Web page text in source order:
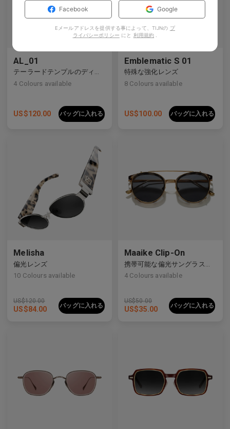
プレミアムチタニウム プレミアムチタニウム
AL_01
テーラードテンプルのディテールを施したクリーンなデザインは、現代の眼鏡製作を再定義しています。
4 Colours available
US$120.00 バッグに入れる
Emblematic S 01
特殊な強化レンズ
8 Colours available
US$100.00 バッグに入れる
Melisha
偏光レンズ
10 Colours available
US$120.00
US$84.00 バッグに入れる
Maaike Clip-On
携帯可能な偏光サングラスレンズ
4 Colours available
US$50.00
US$35.00 バッグに入れる
Facebook Google
Eメールアドレスを提供する事によって、TIJNの プ
ライバシーポリシー にと 利用規約